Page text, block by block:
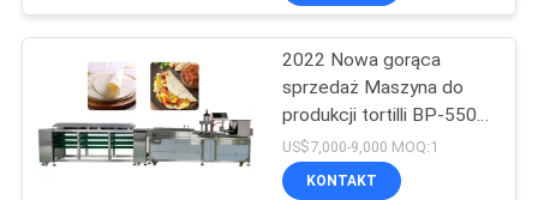
2022 Nowa gorąca
sprzedaż Maszyna do
produkcji tortilli BP-550
Linia do produkcji tortilli
US$7,000-9,000 MOQ:1
KONTAKT